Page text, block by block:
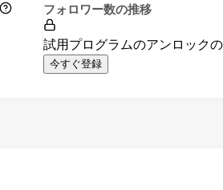
フォロワー数の推移
試用プログラムのアンロックの
今すぐ登録